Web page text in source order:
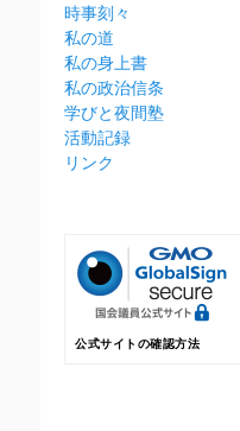
時事刻々
私の道
私の身上書
私の政治信条
学びと夜間塾
活動記録
リンク
公式サイトの確認方法